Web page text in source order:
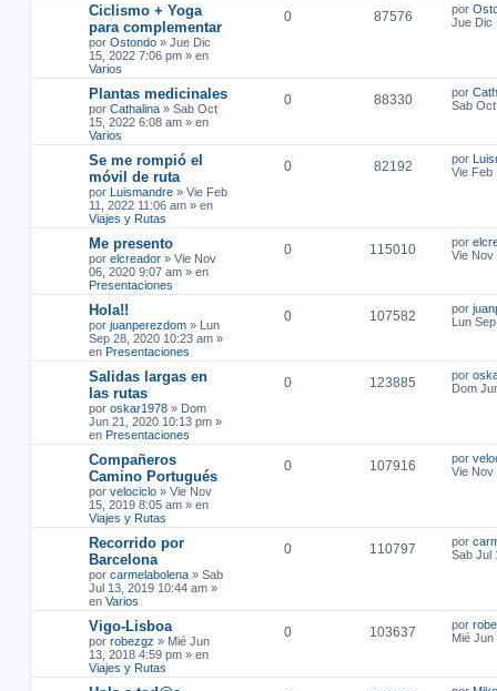
Ciclismo + Yoga
para complementar
por Ostondo » Jue Dic
15, 2022 7:06 pm » en
Varios
0 87576 por
Jue Dic
Plantas medicinales
por Cathalina » Sab Oct
15, 2022 6:08 am » en
Varios
0 88330 por
Sab
Se me rompió el
móvil de ruta
por Luismandre » Vie Feb
11, 2022 11:06 am » en
Viajes y Rutas
0 82192 por
Vie Feb
Me presento
por elcreador » Vie Nov
06, 2020 9:07 am » en
Presentaciones
0 115010 por
Vie Nov
Hola!!
por juanperezdom » Lun
Sep 28, 2020 10:23 am »
en Presentaciones
0 107582 por
Lun
Salidas largas en
las rutas
por oskar1978 » Dom
Jun 21, 2020 10:13 pm »
en Presentaciones
0 123885 por
Dom
Compañeros
Camino Portugués
por velociclo » Vie Nov
15, 2019 8:05 am » en
Viajes y Rutas
0 107916 por
Vie Nov
Recorrido por
Barcelona
por carmelabolena » Sab
Jul 13, 2019 10:44 am »
en Varios
0 110797 por
Sab Jul
Vigo-Lisboa
por robezgz » Mié Jun
13, 2018 4:59 pm » en
Viajes y Rutas
0 103637 por
Mié Jun